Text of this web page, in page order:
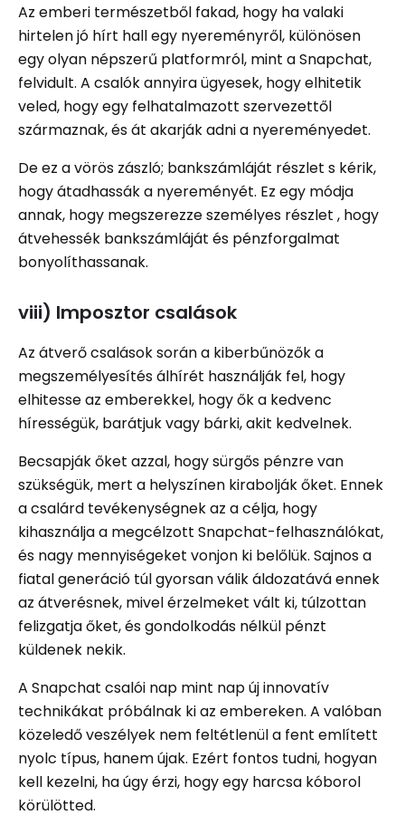
Az emberi természetből fakad, hogy ha valaki
hirtelen jó hírt hall egy nyereményről, különösen
egy olyan népszerű platformról, mint a Snapchat,
felvidult. A csalók annyira ügyesek, hogy elhitetik
veled, hogy egy felhatalmazott szervezettől
származnak, és át akarják adni a nyereményedet.
De ez a vörös zászló; bankszámláját részlet s kérik,
hogy átadhassák a nyereményét. Ez egy módja
annak, hogy megszerezze személyes részlet , hogy
átvehessék bankszámláját és pénzforgalmat
bonyolíthassanak.
viii) Imposztor csalások
Az átverő csalások során a kiberbűnözők a
megszemélyesítés álhírét használják fel, hogy
elhitesse az emberekkel, hogy ők a kedvenc
hírességük, barátjuk vagy bárki, akit kedvelnek.
Becsapják őket azzal, hogy sürgős pénzre van
szükségük, mert a helyszínen kirabolják őket. Ennek
a csalárd tevékenységnek az a célja, hogy
kihasználja a megcélzott Snapchat-felhasználókat,
és nagy mennyiségeket vonjon ki belőlük. Sajnos a
fiatal generáció túl gyorsan válik áldozatává ennek
az átverésnek, mivel érzelmeket vált ki, túlzottan
felizgatja őket, és gondolkodás nélkül pénzt
küldenek nekik.
A Snapchat csalói nap mint nap új innovatív
technikákat próbálnak ki az embereken. A valóban
közeledő veszélyek nem feltétlenül a fent említett
nyolc típus, hanem újak. Ezért fontos tudni, hogyan
kell kezelni, ha úgy érzi, hogy egy harcsa kóborol
körülötted.